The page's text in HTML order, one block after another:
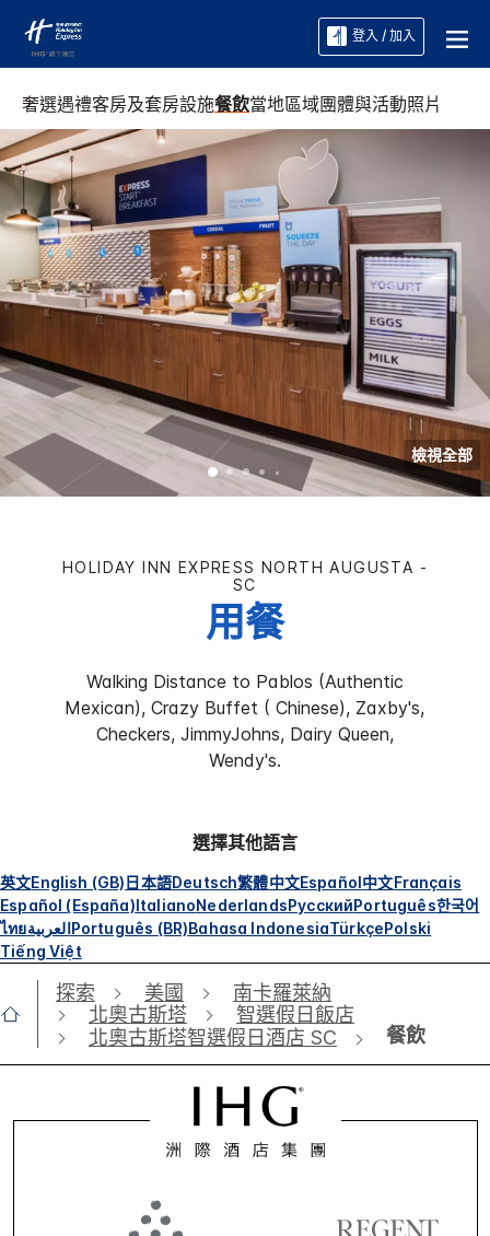
登入 / 加入
奢選遇禮客房及套房設施餐飲當地區域團體與活動照片
檢視全部
HOLIDAY INN EXPRESS NORTH AUGUSTA -
SC
用餐
Walking Distance to Pablos (Authentic
Mexican), Crazy Buffet ( Chinese), Zaxby's,
Checkers, JimmyJohns, Dairy Queen,
Wendy's.
選擇其他語言
英文English (GB)日本語Deutsch繁體中文Español中文Français
Español (España)ItalianoNederlandsРусскийPortuguês한국어
ไทยالعربيةPortuguês (BR)Bahasa IndonesiaTürkçePolski
Tiếng Việt
探索 美國
南卡羅萊納
北奧古斯塔
智選假日飯店
北奧古斯塔智選假日酒店 SC
餐飲